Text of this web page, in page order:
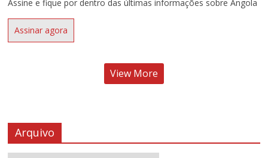
Assine e fique por dentro das últimas informações sobre Angola
Assinar agora
View More
Arquivo